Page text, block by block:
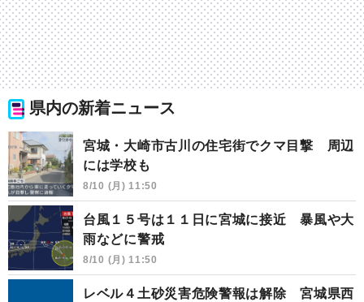
県内の新着ニュース
宮城・大崎市古川の住宅街でクマ目撃 周辺
には学校も
8/10 (月) 11:50
台風１５号は１１日に宮城に接近 暴風や大
雨などに警戒
8/10 (月) 11:50
レベル４土砂災害危険警報は解除 宮城県西